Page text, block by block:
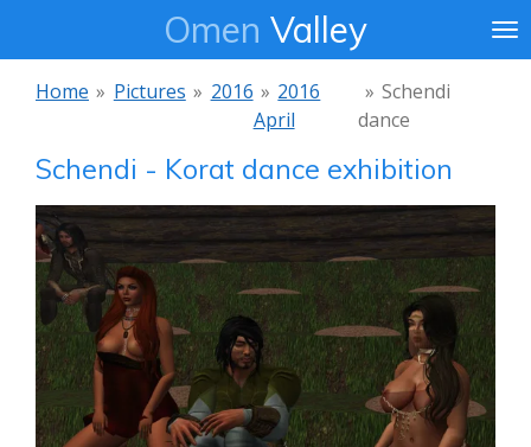
naar
Omen Valley
Home » Pictures » 2016 » 2016
April
» Schendi
dance
Schendi - Korat dance exhibition